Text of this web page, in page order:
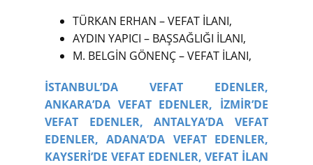
TÜRKAN ERHAN – VEFAT İLANI,
AYDIN YAPICI – BAŞSAĞLIĞI İLANI,
M. BELGİN GÖNENÇ – VEFAT İLANI,
İSTANBUL’DA VEFAT EDENLER,
ANKARA’DA VEFAT EDENLER, İZMİR’DE
VEFAT EDENLER,
ANTALYA’DA VEFAT
EDENLER, ADANA’DA VEFAT EDENLER,
KAYSERİ’DE VEFAT EDENLER, VEFAT İLAN